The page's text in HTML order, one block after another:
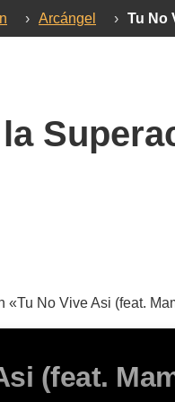
› Arcángel › Tu No
«Tu No Vive Asi (feat.
(feat.